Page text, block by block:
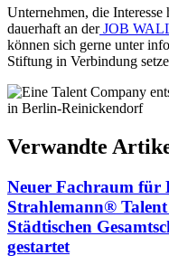
Unternehmen, die
dauerhaft an derJOB
können sich gerne unter
Stiftung in Verbindung
Verwandte
Neuer Fachraum für
Strahlemann®
Städtischen
gestartet